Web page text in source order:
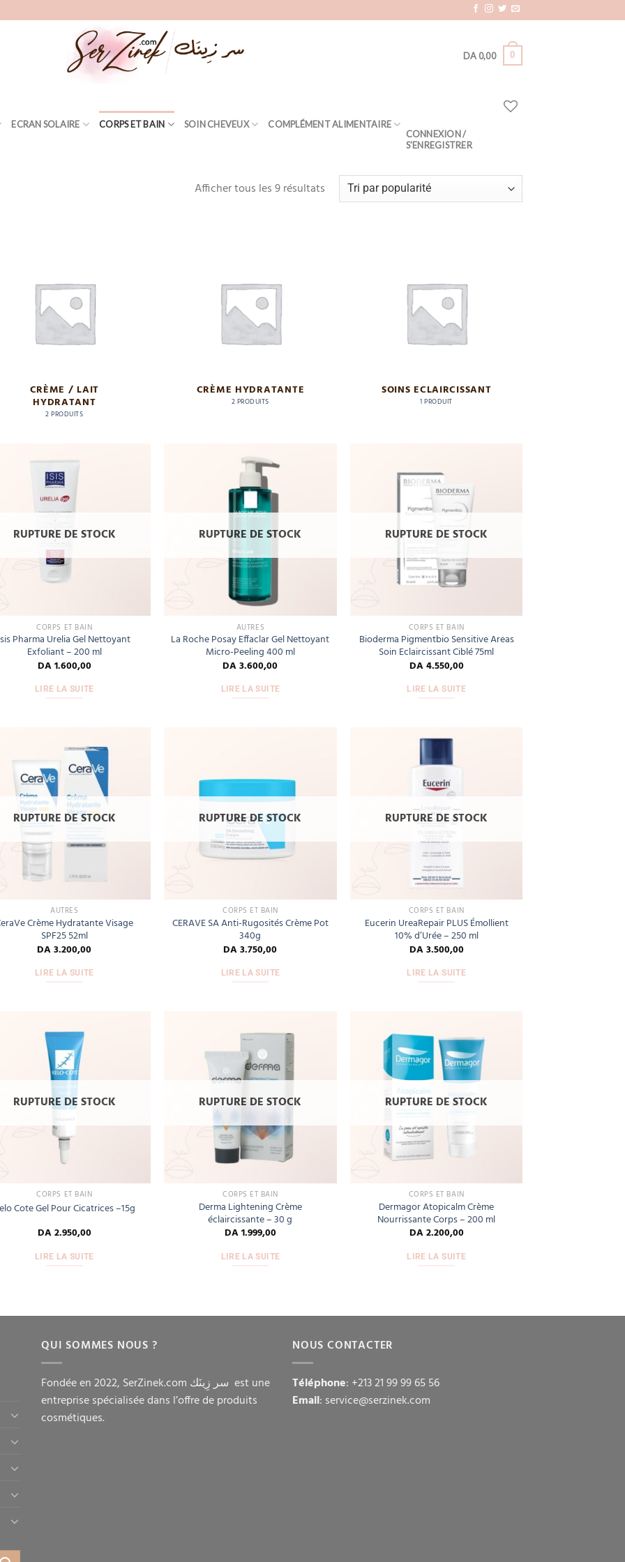
DA 0,00 0
ECRAN SOLAIRE CORPS ET BAIN SOIN CHEVEUX
COMPLÉMENT ALIMENTAIRE
CONNEXION /
S’ENREGISTRER
Afficher tous les 9 résultats
CRÈME / LAIT
HYDRATANT
2 PRODUITS
CRÈME HYDRATANTE
2 PRODUITS
SOINS ECLAIRCISSANT
1 PRODUIT
RUPTURE DE STOCK
CORPS ET BAIN
Pharma Urelia Gel Nettoyant
Exfoliant – 200 ml
DA1.600,00
LIRE LA SUITE
RUPTURE DE STOCK
AUTRES
La Roche Posay Effaclar Gel Nettoyant
Micro-Peeling 400 ml
DA3.600,00
LIRE LA SUITE
RUPTURE DE STOCK
CORPS ET BAIN
Bioderma Pigmentbio Sensitive Areas
Soin Eclaircissant Ciblé 75ml
DA4.550,00
LIRE LA SUITE
RUPTURE DE STOCK
AUTRES
Crème Hydratante Visage
SPF25 52ml
DA3.200,00
LIRE LA SUITE
RUPTURE DE STOCK
CORPS ET BAIN
CERAVE SA Anti-Rugosités Crème Pot
340g
DA3.750,00
LIRE LA SUITE
RUPTURE DE STOCK
CORPS ET BAIN
Eucerin UreaRepair PLUS Émollient
10% d’Urée – 250 ml
DA3.500,00
LIRE LA SUITE
RUPTURE DE STOCK
CORPS ET BAIN
Cote Gel Pour Cicatrices –15g
DA2.950,00
LIRE LA SUITE
RUPTURE DE STOCK
CORPS ET BAIN
Derma Lightening Crème
éclaircissante – 30 g
DA1.999,00
LIRE LA SUITE
RUPTURE DE STOCK
CORPS ET BAIN
Dermagor Atopicalm Crème
Nourrissante Corps – 200 ml
DA2.200,00
LIRE LA SUITE
QUI SOMMES NOUS ?
Fondée en 2022, SerZinek.com سر زِينَك est une
entreprise spécialisée dans l’offre de produits
cosmétiques.
NOUS CONTACTER
Téléphone: +213 21 99 99 65 56
Email: service@serzinek.com